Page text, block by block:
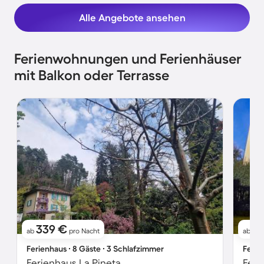
Alle Angebote ansehen
Ferienwohnungen und Ferienhäuser
mit Balkon oder Terrasse
ab 339 € pro Nacht
Ferienhaus ∙ 8 Gäste ∙ 3 Schlafzimmer
ab